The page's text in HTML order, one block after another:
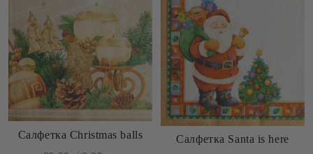
Салфетка Christmas balls
Салфетка Santa is here